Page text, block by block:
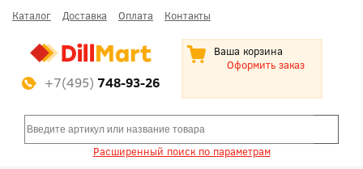
Каталог Доставка Оплата Контакты
+7(495) 748-93-26
Ваша корзина
Оформить заказ
Расширенный поиск по параметрам